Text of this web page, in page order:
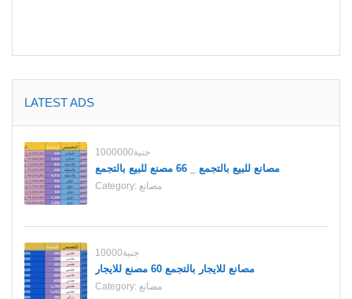
LATEST ADS
1000000جنية
مصانع للبيع بالتجمع _ 66 مصنع للبيع بالتجمع
Category: مصانع
10000جنية
مصانع للايجار بالتجمع 60 مصنع للايجار
Category: مصانع